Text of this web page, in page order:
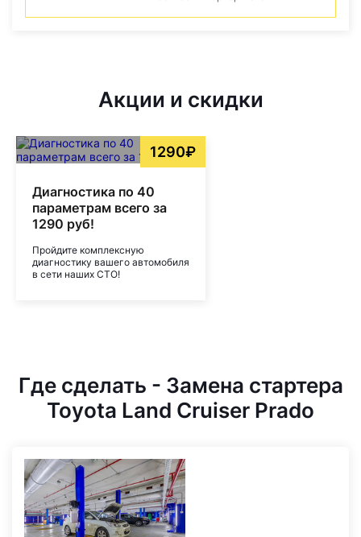
Акции и скидки
1290₽
Диагностика по 40
параметрам всего за
1290 руб!
Пройдите комплексную
диагностику вашего автомобиля
в сети наших СТО!
Где сделать - Замена стартера
Toyota Land Cruiser Prado